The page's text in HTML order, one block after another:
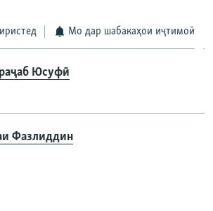
Мо дар шабакаҳои иҷтимоӣ
Юсуфӣ
Фазлиддин